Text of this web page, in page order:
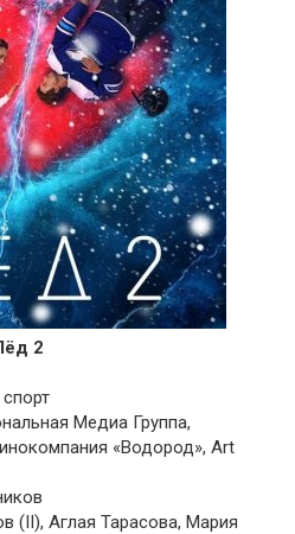
2
Медиа Группа,
«Водород», Art
(II), Аглая Тарасова, Мария